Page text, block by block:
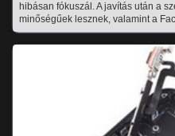
hibásan fókuszál. A javítás után a
minőségűek lesznek, valamint a